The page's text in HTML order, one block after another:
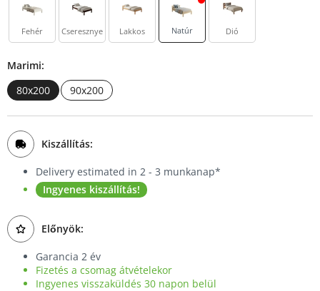
Fehér Cseresznye Lakkos Natúr Dió
Marimi:
80x200
90x200
Kiszállítás:
Delivery estimated in 2 - 3 munkanap*
Ingyenes kiszállítás!
Előnyök:
Garancia 2 év
Fizetés a csomag átvételekor
Ingyenes visszaküldés 30 napon belül